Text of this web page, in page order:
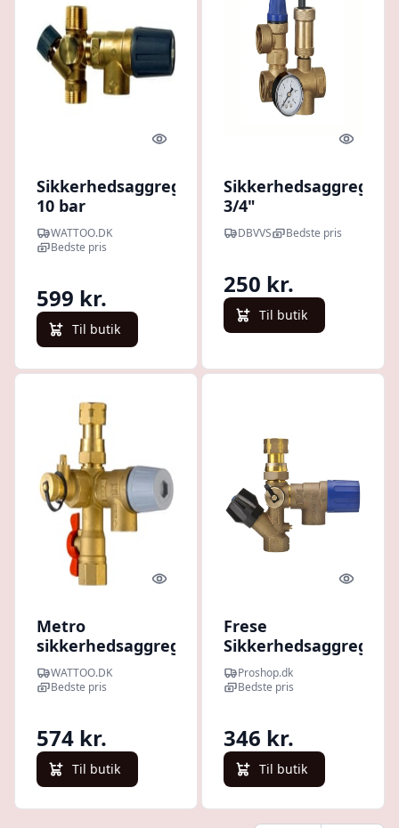
Quick look
Sikkerhedsaggregat
10 bar
WATTOO.DK
Bedste pris
599 kr.
Til butik
Quick
Sikkerhedsaggregat
3/4"
DBVVS Bedste pris
250 kr.
Til butik
Quick look
Metro
sikkerhedsaggregat,
10 bar
WATTOO.DK
Bedste pris
574 kr.
Til butik
Quick
Frese
Sikkerhedsaggregat
10 bar M/M 3/4"
Proshop.dk
Bedste pris
346 kr.
Til butik